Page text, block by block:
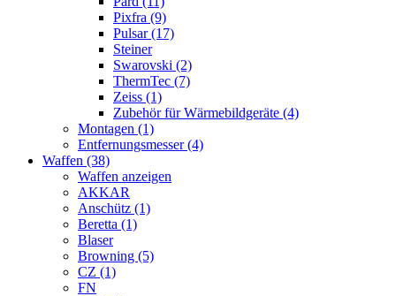
Pixfra (9)
Pulsar (17)
Steiner
Swarovski (2)
ThermTec (7)
Zeiss (1)
Zubehör für Wärmebildgeräte (4)
Montagen (1)
Entfernungsmesser (4)
Waffen (38)
Waffen anzeigen
AKKAR
Anschütz (1)
Beretta (1)
Blaser
Browning (5)
CZ (1)
FN